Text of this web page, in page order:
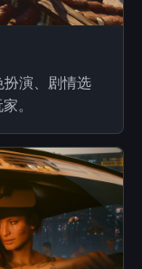
扮演、剧情选
。